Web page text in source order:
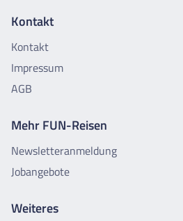
Kontakt
Kontakt
Impressum
AGB
Mehr FUN-Reisen
Newsletteranmeldung
Jobangebote
Weiteres